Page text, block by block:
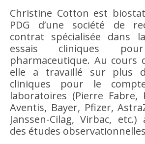
Christine Cotton est
PDG d’une société de
contrat spécialisée dans
essais cliniques
pharmaceutique. Au cours
elle a travaillé sur plus
cliniques pour le
laboratoires (Pierre Fabre,
Aventis, Bayer, Pfizer,
Janssen-Cilag, Virbac,
des études